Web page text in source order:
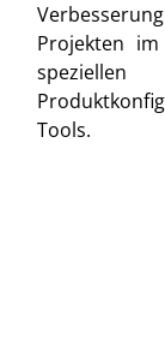
Projekten
Tools.